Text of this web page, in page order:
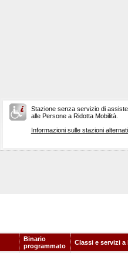
Stazione senza servizio di
alle Persone a Ridotta Mobilità.
Informazioni sulle stazioni
Binario
programmato
Classi e servizi a